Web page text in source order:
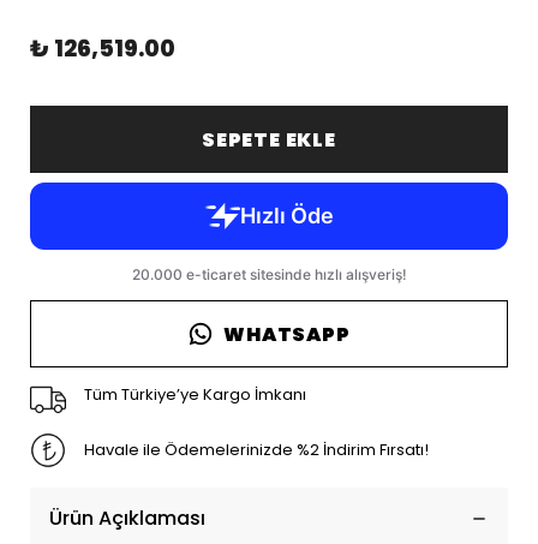
₺ 126,519.00
SEPETE EKLE
WHATSAPP
Tüm Türkiye’ye Kargo İmkanı
Havale ile Ödemelerinizde %2 İndirim Fırsatı!
Ürün Açıklaması